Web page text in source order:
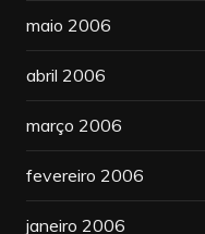
maio 2006
abril 2006
março 2006
fevereiro 2006
janeiro 2006